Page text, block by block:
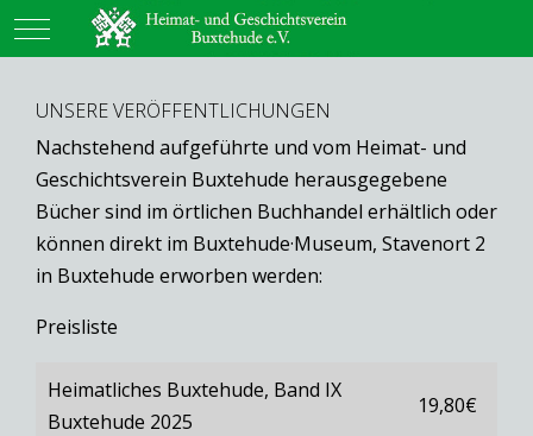
Mobile Menu Toggle
UNSERE VERÖFFENTLICHUNGEN
Nachstehend aufgeführte und vom Heimat- und
Geschichtsverein Buxtehude herausgegebene
Bücher sind im örtlichen Buchhandel erhältlich oder
können direkt im Buxtehude·Museum, Stavenort 2
in Buxtehude erworben werden:
Preisliste
Heimatliches Buxtehude, Band IX
Buxtehude 2025
19,80€